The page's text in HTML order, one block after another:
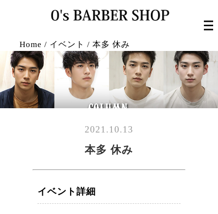
Home / イベント / 本多 休み
2021.10.13
本多 休み
イベント詳細